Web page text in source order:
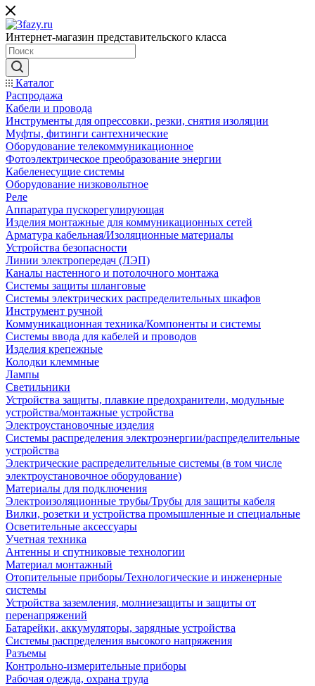
Интернет-магазин представительского класса
Каталог
Распродажа
Кабели и провода
Инструменты для опрессовки, резки, снятия изоляции
Муфты, фитинги сантехнические
Оборудование телекоммуникационное
Фотоэлектрическое преобразование энергии
Кабеленесущие системы
Оборудование низковольтное
Реле
Аппаратура пускорегулирующая
Изделия монтажные для коммуникационных сетей
Арматура кабельная/Изоляционные материалы
Устройства безопасности
Линии электропередач (ЛЭП)
Каналы настенного и потолочного монтажа
Системы защиты шланговые
Системы электрических распределительных шкафов
Инструмент ручной
Коммуникационная техника/Компоненты и системы
Системы ввода для кабелей и проводов
Изделия крепежные
Колодки клеммные
Лампы
Светильники
Устройства защиты, плавкие предохранители, модульные
устройства/монтажные устройства
Электроустановочные изделия
Системы распределения электроэнергии/распределительные
устройства
Электрические распределительные системы (в том числе
электроустановочное оборудование)
Материалы для подключения
Электроизоляционные трубы/Трубы для защиты кабеля
Вилки, розетки и устройства промышленные и специальные
Осветительные аксессуары
Учетная техника
Антенны и спутниковые технологии
Материал монтажный
Отопительные приборы/Технологические и инженерные
системы
Устройства заземления, молниезащиты и защиты от
перенапряжений
Батарейки, аккумуляторы, зарядные устройства
Системы распределения высокого напряжения
Разъемы
Контрольно-измерительные приборы
Рабочая одежда, охрана труда